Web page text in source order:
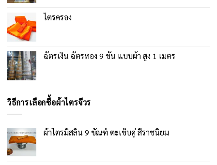
ไตรครอง
ฉัตรเงิน ฉัตรทอง 9 ชั้น แบบผ้า สูง 1 เมตร
วิธีการเลือกซื้อผ้าไตรจีวร
ผ้าไตรมิสลิน 9 ขัณฑ์ ตะเข็บคู่ สีราชนิยม